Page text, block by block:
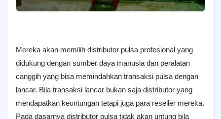
Mereka akan memilih distributor pulsa profesional yang
didukung dengan sumber daya manusia dan peralatan
canggih yang bisa memindahkan transaksi pulsa dengan
lancar. Bila transaksi lancar bukan saja distributor yang
mendapatkan keuntungan tetapi juga para reseller mereka.
Pada dasarnya distributor pulsa tidak akan untung bila